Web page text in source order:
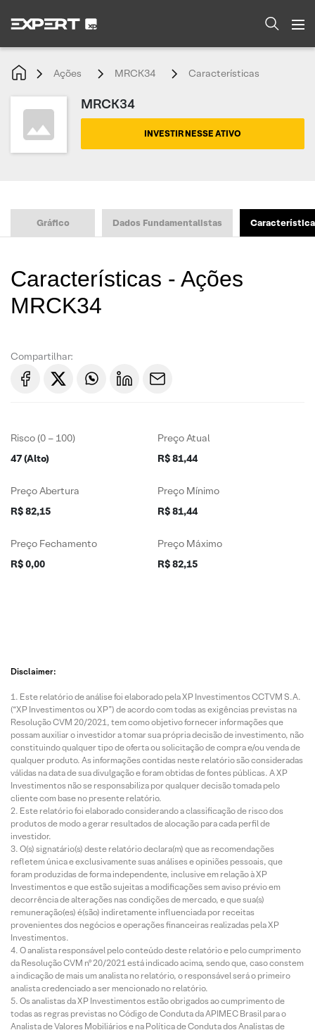
Ações MRCK34 Características
MRCK34
INVESTIR NESSE ATIVO
Gráfico Dados Fundamentalistas
Características - Ações
MRCK34
Compartilhar:
Risco (0 – 100)
47 (Alto)
Preço Atual
R$ 81,44
Preço Abertura
R$ 82,15
Preço Mínimo
R$ 81,44
Preço Fechamento
R$ 0,00
Preço Máximo
R$ 82,15
Disclaimer:
Este relatório de análise foi elaborado pela XP Investimentos CCTVM S.A.
(“XP Investimentos ou XP”) de acordo com todas as exigências previstas na
Resolução CVM 20/2021, tem como objetivo fornecer informações que
possam auxiliar o investidor a tomar sua própria decisão de investimento, não
constituindo qualquer tipo de oferta ou solicitação de compra e/ou venda de
qualquer produto. As informações contidas neste relatório são consideradas
válidas na data de sua divulgação e foram obtidas de fontes públicas. A XP
Investimentos não se responsabiliza por qualquer decisão tomada pelo
cliente com base no presente relatório.
Este relatório foi elaborado considerando a classificação de risco dos
produtos de modo a gerar resultados de alocação para cada perfil de
investidor.
O(s) signatário(s) deste relatório declara(m) que as recomendações
refletem única e exclusivamente suas análises e opiniões pessoais, que
foram produzidas de forma independente, inclusive em relação à XP
Investimentos e que estão sujeitas a modificações sem aviso prévio em
decorrência de alterações nas condições de mercado, e que sua(s)
remuneração(es) é(são) indiretamente influenciada por receitas
provenientes dos negócios e operações financeiras realizadas pela XP
Investimentos.
O analista responsável pelo conteúdo deste relatório e pelo cumprimento
da Resolução CVM nº 20/2021 está indicado acima, sendo que, caso constem
a indicação de mais um analista no relatório, o responsável será o primeiro
analista credenciado a ser mencionado no relatório.
Os analistas da XP Investimentos estão obrigados ao cumprimento de
todas as regras previstas no Código de Conduta da APIMEC Brasil para o
Analista de Valores Mobiliários e na Política de Conduta dos Analistas de